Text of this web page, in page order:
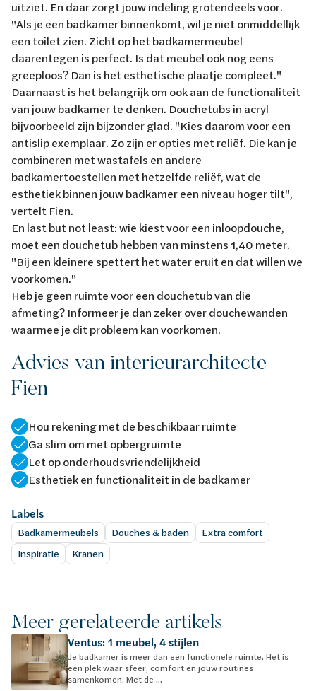
uitziet. En daar zorgt jouw indeling grotendeels voor.
"Als je een badkamer binnenkomt, wil je niet onmiddellijk
een toilet zien. Zicht op het badkamermeubel
daarentegen is perfect. Is dat meubel ook nog eens
greeploos? Dan is het esthetische plaatje compleet."
Daarnaast is het belangrijk om ook aan de functionaliteit
van jouw badkamer te denken. Douchetubs in acryl
bijvoorbeeld zijn bijzonder glad. "Kies daarom voor een
antislip exemplaar. Zo zijn er opties met reliëf. Die kan je
combineren met wastafels en andere
badkamertoestellen met hetzelfde reliëf, wat de
esthetiek binnen jouw badkamer een niveau hoger tilt",
vertelt Fien.
En last but not least: wie kiest voor een inloopdouche,
moet een douchetub hebben van minstens 1,40 meter.
"Bij een kleinere spettert het water eruit en dat willen we
voorkomen."
Heb je geen ruimte voor een douchetub van die
afmeting? Informeer je dan zeker over douchewanden
waarmee je dit probleem kan voorkomen.
Advies van interieurarchitecte
Fien
Hou rekening met de beschikbaar ruimte
Ga slim om met opbergruimte
Let op onderhoudsvriendelijkheid
Esthetiek en functionaliteit in de badkamer
Labels
Badkamermeubels Douches & baden
Extra comfort
Inspiratie
Kranen
Meer gerelateerde artikels
Ventus: 1 meubel, 4 stijlen
Je badkamer is meer dan een functionele ruimte. Het is
een plek waar sfeer, comfort en jouw routines
samenkomen. Met de ...